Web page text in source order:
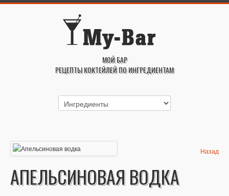
МОЙ БАР
РЕЦЕПТЫ КОКТЕЙЛЕЙ ПО ИНГРЕДИЕНТАМ
Назад
АПЕЛЬСИНОВАЯ ВОДКА